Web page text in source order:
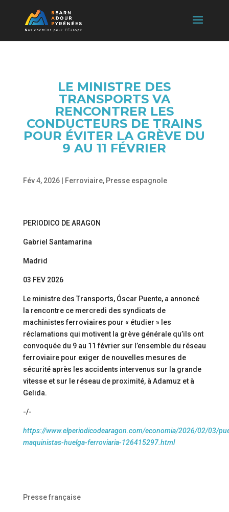
LE MINISTRE DES
TRANSPORTS VA
RENCONTRER LES
CONDUCTEURS DE TRAINS
POUR ÉVITER LA GRÈVE DU
9 AU 11 FÉVRIER
Fév 4, 2026| Ferroviaire, Presse espagnole
PERIODICO DE ARAGON
Gabriel Santamarina
Madrid
03 FEV 2026
Le ministre des Transports, Óscar Puente, a annoncé
la rencontre ce mercredi des syndicats de
machinistes ferroviaires pour « étudier » les
réclamations qui motivent la grève générale qu’ils ont
convoquée du 9 au 11 février sur l’ensemble du réseau
ferroviaire pour exiger de nouvelles mesures de
sécurité après les accidents intervenus sur la grande
vitesse et sur le réseau de proximité, à Adamuz et à
Gelida.
-/-
https://www.elperiodicodearagon.com/economia/2026/02/03/
maquinistas-huelga-ferroviaria-126415297.html
Presse française